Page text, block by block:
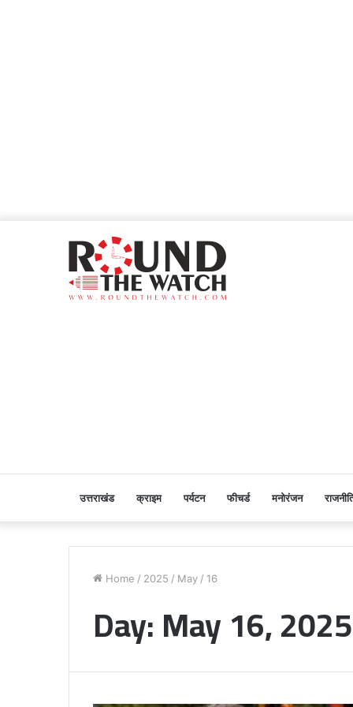
उत्तराखंड क्राइम पर्यटन फीचर्ड मनोरंजन
Home / 2025 / May / 16
Day:May 16, 2025